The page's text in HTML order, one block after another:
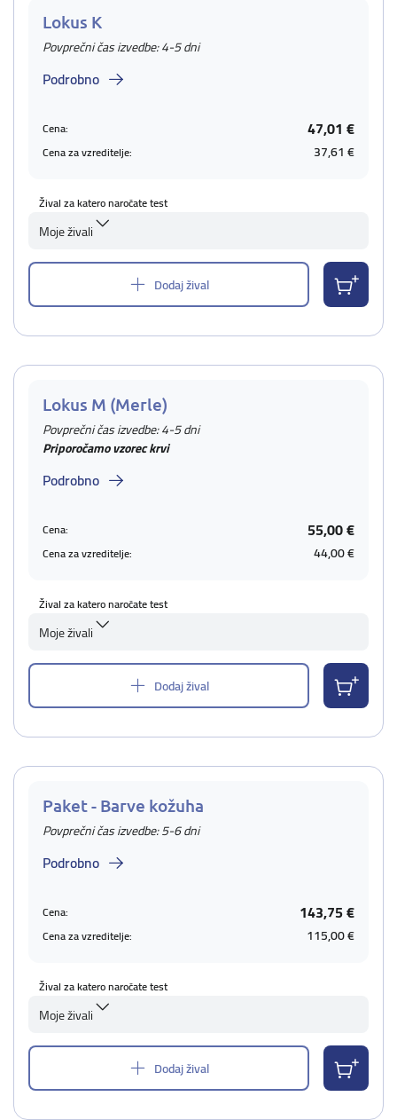
Lokus K
Povprečni čas izvedbe: 4-5 dni
Podrobno
Cena: 47,01 €
Cena za vzreditelje: 37,61 €
Žival za katero naročate test
Moje živali
Dodaj žival
Lokus M (Merle)
Povprečni čas izvedbe: 4-5 dni
Priporočamo vzorec krvi
Podrobno
Cena: 55,00 €
Cena za vzreditelje: 44,00 €
Žival za katero naročate test
Moje živali
Dodaj žival
Paket - Barve kožuha
Povprečni čas izvedbe: 5-6 dni
Podrobno
Cena: 143,75 €
Cena za vzreditelje: 115,00 €
Žival za katero naročate test
Moje živali
Dodaj žival